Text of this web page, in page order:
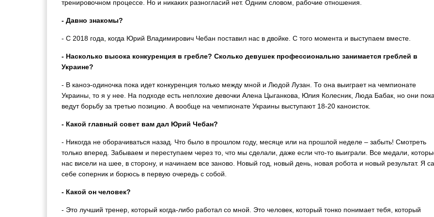
тренировочном процессе. Но и никаких разногласий нет. Одним словом, рабочие отношения.
- Давно знакомы?
- С 2018 года, когда Юрий Владимирович Чебан поставил нас в двойке. С того момента и выступаем вместе.
- Насколько высока конкуренция в гребле? Сколько девушек профессионально занимается греблей в
Украине?
- В каноэ-одиночка пока идет конкуренция только между мной и Людой Лузан. То она выиграет на чемпионате
Украины, то я у нее. На подходе есть неплохие девочки Алена Цыганкова, Юлия Колесник, Люда Бабак, но они пока
ведут борьбу за третью позицию. А вообще на чемпионате Украины выступают 18-20 каноисток.
- Какой главный совет вам дал Юрий Чебан?
- Никогда не оборачиваться назад. Что было в прошлом году, месяце или на прошлой неделе – забыть! Смотреть
только вперед. Забываем и переступаем через то, что мы сделали, даже если что-то выиграли. Все медали,
нас висели на шее, в сторону, и начинаем все заново. Новый год, новый день, новая робота и новый результат. Я
себе соперник и борюсь в первую очередь с собой.
- Какой он человек?
- Это лучший тренер, который когда-либо работал со мной. Это человек, который тонко понимает тебя, который